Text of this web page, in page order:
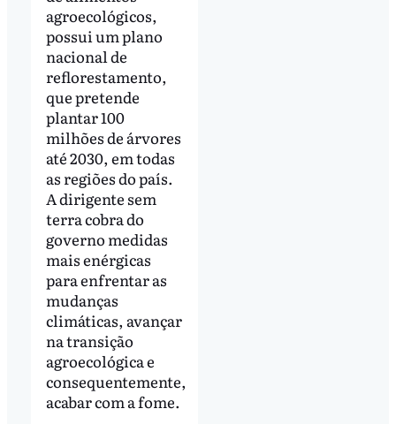
agroecológicos,
possui um plano
nacional de
reflorestamento,
que pretende
plantar 100
milhões de árvores
até 2030, em todas
as regiões do país.
A dirigente sem
terra cobra do
governo medidas
mais enérgicas
para enfrentar as
mudanças
climáticas, avançar
na transição
agroecológica e
consequentemente,
acabar com a fome.